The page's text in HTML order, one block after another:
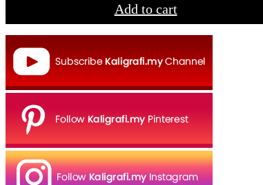
RM1,710.00.
Add to cart